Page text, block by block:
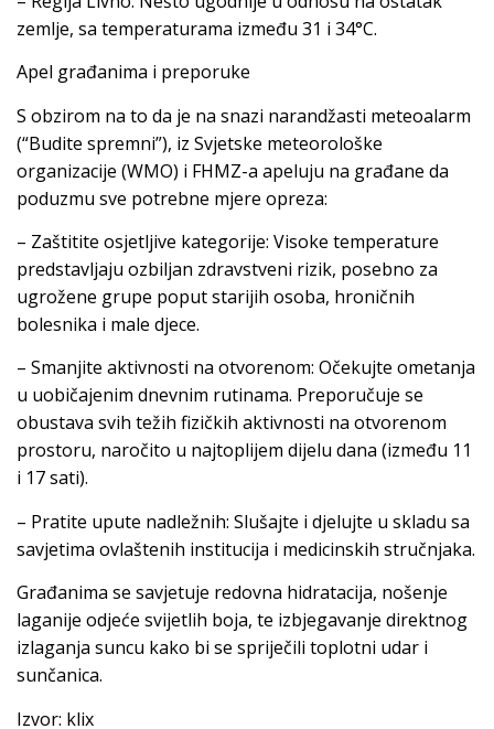
zemlje, sa temperaturama između 31 i 34°C.
Apel građanima i preporuke
S obzirom na to da je na snazi narandžasti meteoalarm
(“Budite spremni”), iz Svjetske meteorološke
organizacije (WMO) i FHMZ-a apeluju na građane da
poduzmu sve potrebne mjere opreza:
– Zaštitite osjetljive kategorije: Visoke temperature
predstavljaju ozbiljan zdravstveni rizik, posebno za
ugrožene grupe poput starijih osoba, hroničnih
bolesnika i male djece.
– Smanjite aktivnosti na otvorenom: Očekujte ometanja
u uobičajenim dnevnim rutinama. Preporučuje se
obustava svih težih fizičkih aktivnosti na otvorenom
prostoru, naročito u najtoplijem dijelu dana (između 11
i 17 sati).
– Pratite upute nadležnih: Slušajte i djelujte u skladu sa
savjetima ovlaštenih institucija i medicinskih stručnjaka.
Građanima se savjetuje redovna hidratacija, nošenje
laganije odjeće svijetlih boja, te izbjegavanje direktnog
izlaganja suncu kako bi se spriječili toplotni udar i
sunčanica.
Izvor: klix